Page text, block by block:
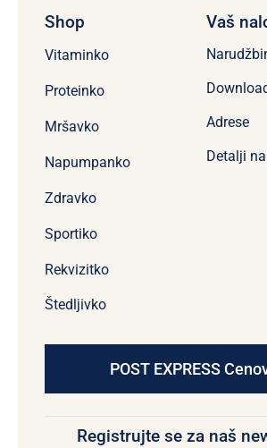
Shop
Vitaminko
Proteinko
Mršavko
Napumpanko
Zdravko
Sportiko
Rekvizitko
Štedljivko
Vaš
Adrese
Detalji
POST EXPRESS
Registrujte se za naš